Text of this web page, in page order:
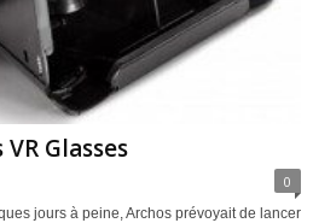
Glasses
0
jours à peine, Archos prévoyait de lancer